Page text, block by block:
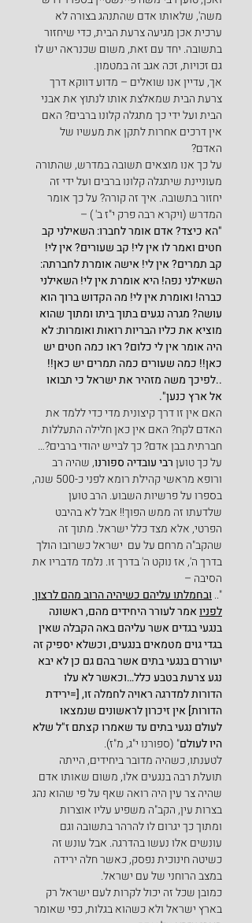
משה', שלאותו אדם שהתנהג בצורה לא
ערכית אכן מגיעה צרעת הבית, כדי שיחזור
בתשובה. יחד עם זאת, משום שכנראה יש לו
גם זכויות, זכה אגב זה במטמון.
אך, עדיין אנו שואלים – מדוע דווקא דרך
צרעת הבית שמאלצת אותו לנתוץ את אבני
הבית ועל ידי כך מתגלה קלונו ברבים? האם
אין דרכים אחרות לתקן את מעשיו של
האדם?
על כך אנו מוצאים תשובה במדרש, שהתורה
מעוניינת שיתגלה קלונו ברבים ועל ידי זה
יחזור בתשובה. איך זה קורה? על כך אומר
המדרש (ויקרא רבה פרק י"ז ב' ) –
"הא כיצד? אדם אומר לחברו: השאילני קב
חטים ואמר לו אין לי! קב שעורים? אין לי!
קב תמרים? אין לי! אישה אומרת לחברתה:
השאילני נפה! היא אומרת אין לי! השאילני
כברה! ואומרת אין לי! מה הקדוש ברוך הוא
עושה? מגרה נגעים בתוך ביתו ומתוך שהוא
מוציא את כליו הבריות רואות ואומרות: לא
היה אומר אין לי כלום? ראו כמה חטים יש
כאן!! כמה שעורים כמה תמרים יש כאן!!
..לפיכך משה מזהיר את ישראל כי תבואו
אל ארץ כנען".
האם אין זו דרך קיצונית מדי כדי ללמד את
האדם לקח? האם אין כאן חלילה התעללות
חברתית בבן אדם? כך לבייש יהודי ברבים?…
על כך טוען רבי עובדיה ספורנו, שהיה רב
ורופא מראשי קהילת רומא לפני כ-500 שנה,
בספרו על פרשיות השבוע. הרב טוען
שלדעתו זה ממש הפוך!! אבל לא בהיבט
הפרטי, אלא מצד כלל ישראל. מתוך זה
שהקב"ה מרחם על עם  ישראל כשרובו הולך
בדרך ה', אז נוקט ה' בדרך זו. נלמד מדבריו את
הסיבה –
".. ובחמלתו עליהם כשיהיה הרוב מהם לרצון
לפניו אמר לעורר היחידים מהם, ראשונה
בנגעי בגדים אשר עליהם באה הקבלה שאין
בגדי גוים מטמאים בנגעים, וכשלא יספיק זה
יעוררם בנגעי בתים אשר בהם גם כן לא יבא
נגע צרעת בטבע כלל…וכאשר לא עלו
הדורות למדרגה ראויה לחמלה זו, [=ירידת
הדורות] אין זיכרון לראשונים שנמצאו
לעולם נגעי בתים עד שאמרו קצתם ז"ל שלא
היו לעולם" (ספורנו י"ג, מ"ז).
לטענתו, כשהיה מדובר ביחידים, הייתה
תועלת רבה בנגעים אלו, משום שאותו אדם
שהיה צר עין היה רואה שאף על פי שהוא נהג
בצרות עין, הקב"ה משפיע עליו אוצרות
ומתוך כך יגרום לו להרהר בתשובה וגם
עונשים אלו נעשו בהדרגה. אבל עונש זה
כשיטה חינוכית נפסק, כאשר חלה ירידה
במצב הרוחני של עם ישראל.
כמובן שכל זה יכול לקרות לעם ישראל רק
בארץ ישראל ולא כשהוא בגלות, כפי שאומר